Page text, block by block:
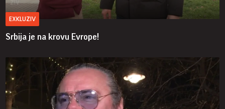
EXKLUZIV
Srbija je na krovu Evrope!